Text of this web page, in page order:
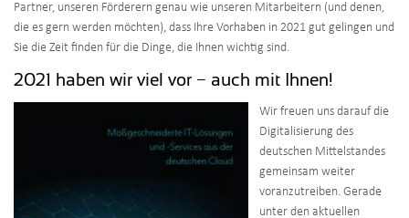
Partner, unseren Förderern genau wie unseren Mitarbeitern (und denen,
die es gern werden möchten), dass Ihre Vorhaben in 2021 gut gelingen und
Sie die Zeit finden für die Dinge, die Ihnen wichtig sind.
2021 haben wir viel vor − auch mit Ihnen!
Wir freuen uns darauf die
Digitalisierung des
deutschen Mittelstandes
gemeinsam weiter
voranzutreiben. Gerade
unter den aktuellen